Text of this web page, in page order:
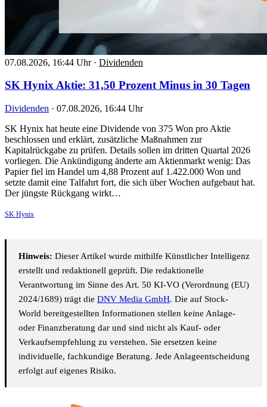
07.08.2026, 16:44 Uhr · Dividenden
SK Hynix Aktie: 31,50 Prozent Minus in 30 Tagen
Dividenden · 07.08.2026, 16:44 Uhr
SK Hynix hat heute eine Dividende von 375 Won pro Aktie
beschlossen und erklärt, zusätzliche Maßnahmen zur
Kapitalrückgabe zu prüfen. Details sollen im dritten Quartal 2026
vorliegen. Die Ankündigung änderte am Aktienmarkt wenig: Das
Papier fiel im Handel um 4,88 Prozent auf 1.422.000 Won und
setzte damit eine Talfahrt fort, die sich über Wochen aufgebaut hat.
Der jüngste Rückgang wirkt…
SK Hynix
Hinweis: Dieser Artikel wurde mithilfe Künstlicher Intelligenz
erstellt und redaktionell geprüft. Die redaktionelle
Verantwortung im Sinne des Art. 50 KI-VO (Verordnung (EU)
2024/1689) trägt die DNV Media GmbH. Die auf Stock-
World bereitgestellten Informationen stellen keine Anlage-
oder Finanzberatung dar und sind nicht als Kauf- oder
Verkaufsempfehlung zu verstehen. Sie ersetzen keine
individuelle, fachkundige Beratung. Jede Anlageentscheidung
erfolgt auf eigenes Risiko.